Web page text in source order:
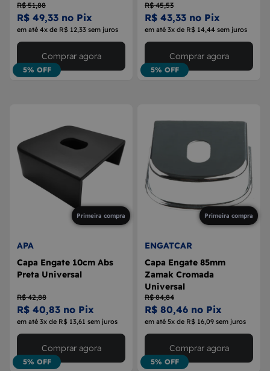
R$ 51,88
R$ 49,33 no Pix
em até 4x de R$ 12,33 sem juros
5% OFF
Comprar agora
R$ 45,53
R$ 43,33 no Pix
em até 3x de R$ 14,44 sem juros
5% OFF
Comprar agora
Primeira compra
APA
Capa Engate 10cm Abs
Preta Universal
R$ 42,88
R$ 40,83 no Pix
em até 3x de R$ 13,61 sem juros
5% OFF
Comprar agora
Primeira compra
ENGATCAR
Capa Engate 85mm
Zamak Cromada
Universal
R$ 84,84
R$ 80,46 no Pix
em até 5x de R$ 16,09 sem juros
5% OFF
Comprar agora